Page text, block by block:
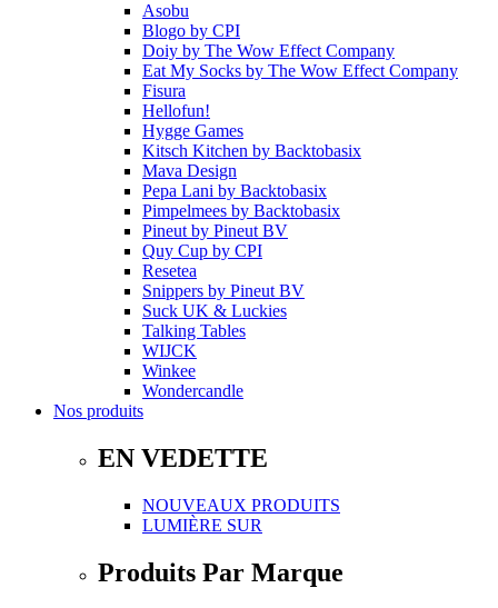
Asobu
Blogo by CPI
Doiy by The Wow Effect Company
Eat My Socks by The Wow Effect Company
Fisura
Hellofun!
Hygge Games
Kitsch Kitchen by Backtobasix
Mava Design
Pepa Lani by Backtobasix
Pimpelmees by Backtobasix
Pineut by Pineut BV
Quy Cup by CPI
Resetea
Snippers by Pineut BV
Suck UK & Luckies
Talking Tables
WIJCK
Winkee
Wondercandle
Nos produits
EN VEDETTE
NOUVEAUX PRODUITS
LUMIÈRE SUR
Produits Par Marque